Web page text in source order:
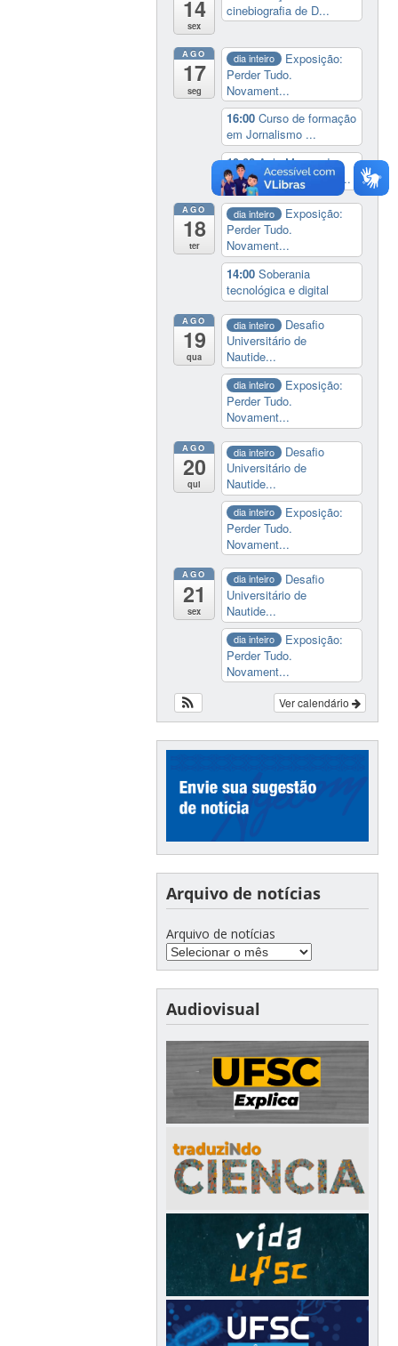
14
sex
cinebiografia de D...
AGO
17
seg
dia inteiro
Exposição:
Perder Tudo.
Novament...
16:00Curso de formação
em Jornalismo ...
19:00Aula Magna do
IELA: Homenagem ao...
AGO
18
ter
dia inteiro
Exposição:
Perder Tudo.
Novament...
14:00Soberania
tecnológica e digital
AGO
19
qua
dia inteiro
Desafio
Universitário de
Nautide...
dia inteiro
Exposição:
Perder Tudo.
Novament...
AGO
20
qui
dia inteiro
Desafio
Universitário de
Nautide...
dia inteiro
Exposição:
Perder Tudo.
Novament...
AGO
21
sex
dia inteiro
Desafio
Universitário de
Nautide...
dia inteiro
Exposição:
Perder Tudo.
Novament...
Ver calendário
Arquivo de notícias
Arquivo de notícias
Audiovisual